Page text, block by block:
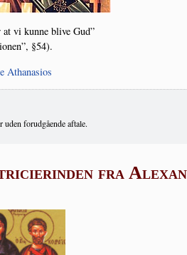
vi kun­ne bli­ve Gud”
§54).
Athanasios
forudgående aftale.
fra